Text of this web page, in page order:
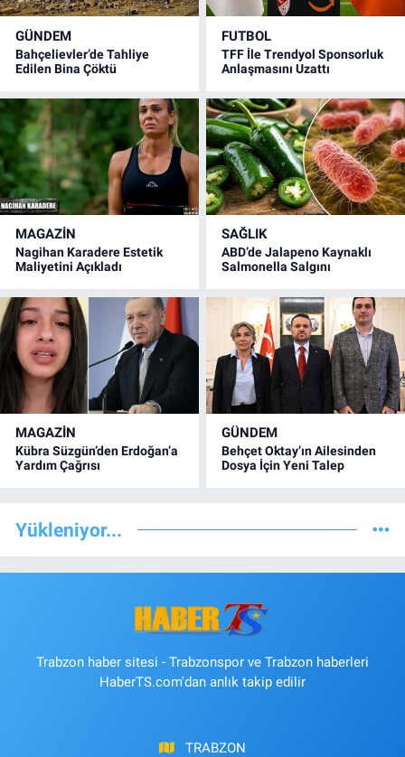
GÜNDEM
Bahçelievler’de Tahliye
Edilen Bina Çöktü
FUTBOL
TFF İle Trendyol Sponsorluk
Anlaşmasını Uzattı
MAGAZİN
Nagihan Karadere Estetik
Maliyetini Açıkladı
SAĞLIK
ABD’de Jalapeno Kaynaklı
Salmonella Salgını
MAGAZİN
Kübra Süzgün’den Erdoğan’a
Yardım Çağrısı
GÜNDEM
Behçet Oktay’ın Ailesinden
Dosya İçin Yeni Talep
Yükleniyor...
Trabzon haber sitesi - Trabzonspor ve Trabzon haberleri
HaberTS.com'dan anlık takip edilir
TRABZON